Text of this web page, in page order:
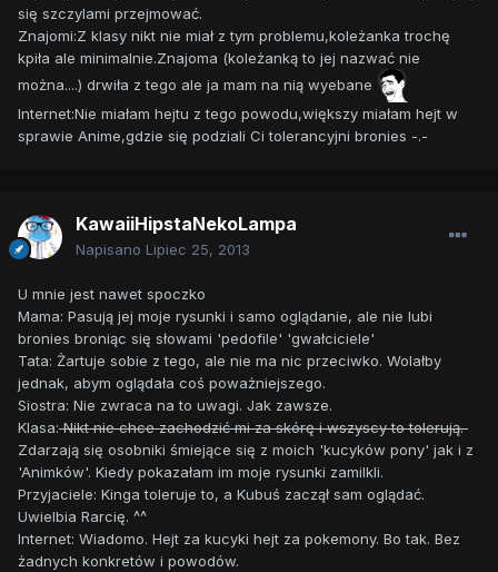
się szczylami przejmować.
Znajomi:Z klasy nikt nie miał z tym problemu,koleżanka trochę
kpiła ale minimalnie.Znajoma (koleżanką to jej nazwać nie
można....) drwiła z tego ale ja mam na nią wyebane
Internet:Nie miałam hejtu z tego powodu,większy miałam hejt w
sprawie Anime,gdzie się podziali Ci tolerancyjni bronies -.-
KawaiiHipstaNekoLampa
Napisano Lipiec 25, 2013
U mnie jest nawet spoczko
Mama: Pasują jej moje rysunki i samo oglądanie, ale nie lubi
bronies broniąc się słowami 'pedofile' 'gwałciciele'
Tata: Żartuje sobie z tego, ale nie ma nic przeciwko. Wolałby
jednak, abym oglądała coś poważniejszego.
Siostra: Nie zwraca na to uwagi. Jak zawsze.
Klasa:Nikt nie chce zachodzić mi za skórę i wszyscy to tolerują.
Zdarzają się osobniki śmiejące się z moich 'kucyków pony' jak i z
'Animków'. Kiedy pokazałam im moje rysunki zamilkli.
Przyjaciele: Kinga toleruje to, a Kubuś zaczął sam oglądać.
Uwielbia Rarcię. ^^
Internet: Wiadomo. Hejt za kucyki hejt za pokemony. Bo tak. Bez
żadnych konkretów i powodów.